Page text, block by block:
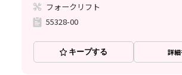
フォークリフト
55328-00
キープする 詳